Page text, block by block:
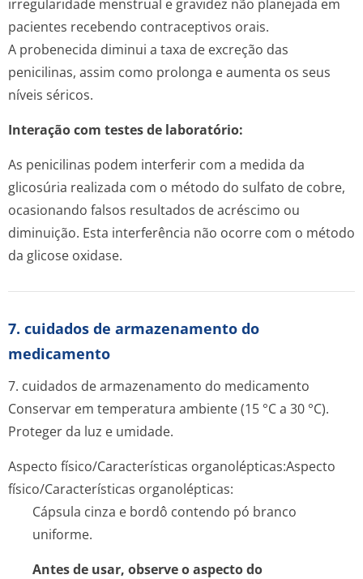
irregularidade menstrual e gravidez não planejada em
pacientes recebendo contraceptivos orais.
A probenecida diminui a taxa de excreção das
penicilinas, assim como prolonga e aumenta os seus
níveis séricos.
Interação com testes de laboratório:
As penicilinas podem interferir com a medida da
glicosúria realizada com o método do sulfato de cobre,
ocasionando falsos resultados de acréscimo ou
diminuição. Esta interferência não ocorre com o método
da glicose oxidase.
7. cuidados de armazenamento do
medicamento
7. cuidados de armazenamento do medicamento
Conservar em temperatura ambiente (15 °C a 30 °C).
Proteger da luz e umidade.
Aspecto físico/Características organolépticas:Aspecto
físico/Caracte­rísticas organolépticas:
Cápsula cinza e bordô contendo pó branco
uniforme.
Antes de usar, observe o aspecto do